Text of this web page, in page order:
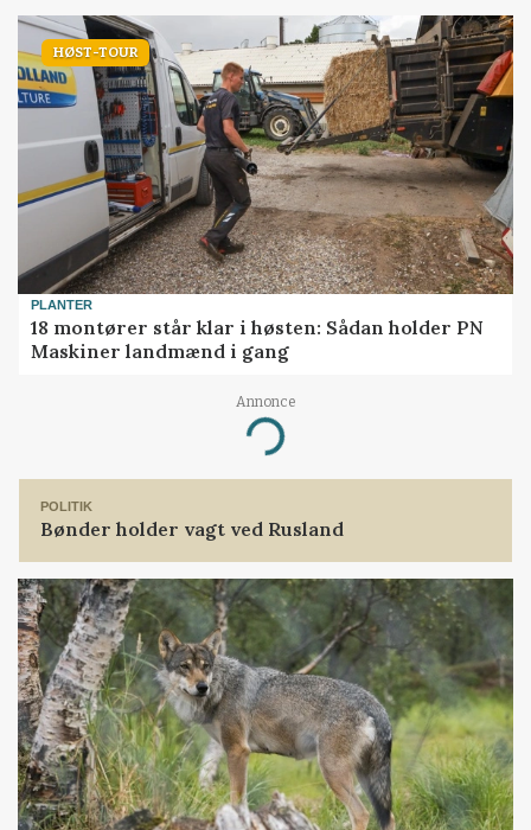
HØST-TOUR
PLANTER
18 montører står klar i høsten: Sådan holder PN
Maskiner landmænd i gang
Annonce
Loading...
POLITIK
Bønder holder vagt ved Rusland